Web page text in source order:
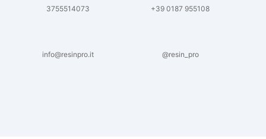
3755514073 +39 0187 955108
info@resinpro.it @resin_pro